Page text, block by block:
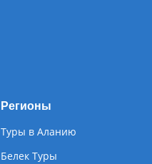
Регионы
Туры в Аланию
Белек Туры